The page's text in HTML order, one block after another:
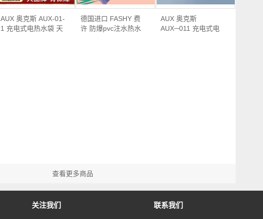
AUX 奥克斯 AUX-01-
1 充电式电热水袋 天
德国进口 FASHY 费
许 防爆pvc注水热水
AUX 奥克斯
AUX─011 充电式电
查看更多商品
关注我们 联系我们